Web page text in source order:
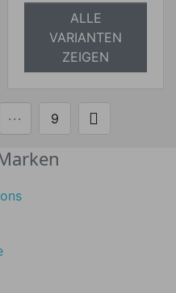
ALLE
VARIANTEN
ZEIGEN
··· 9 Weiter
